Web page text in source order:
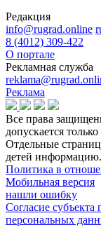
Редакция
info@rugrad.online
8 (4012) 309-422
О портале
Рекламная служба
Реклама
Все права
допускается
Отдельные
детей информацию.
Политика в
Мобильная версия
нашли ошибку
Согласие
персональных